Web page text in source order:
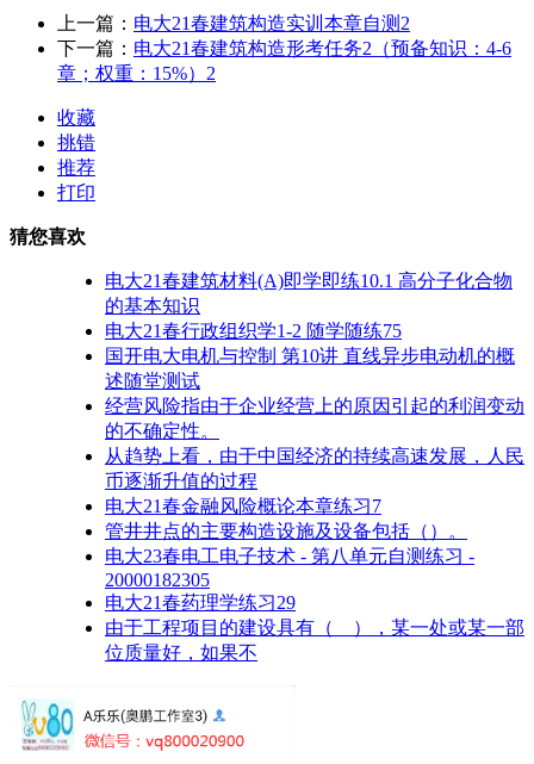
上一篇： 电大21春建筑构造实训本章自测2
下一篇： 电大21春建筑构造形考任务2（预备知识：4-6
章；权重：15%）2
收藏
挑错
推荐
打印
猜您喜欢
电大21春建筑材料(A)即学即练10.1 高分子化合物
的基本知识
电大21春行政组织学1-2 随学随练75
国开电大电机与控制 第10讲 直线异步电动机的概
述随堂测试
经营风险指由于企业经营上的原因引起的利润变动
的不确定性。
从趋势上看，由于中国经济的持续高速发展，人民
币逐渐升值的过程
电大21春金融风险概论本章练习7
管井井点的主要构造设施及设备包括（）。
电大23春电工电子技术 - 第八单元自测练习 -
20000182305
电大21春药理学练习29
由于工程项目的建设具有（ ），某一处或某一部
位质量好，如果不